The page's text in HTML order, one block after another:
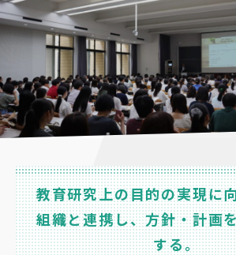
教育研究上の目的の実現に
組織と連携し、方針・計画
する。